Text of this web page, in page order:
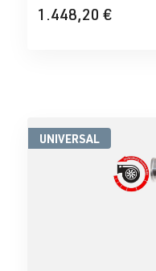
1.448,20 €
UNIVERSAL